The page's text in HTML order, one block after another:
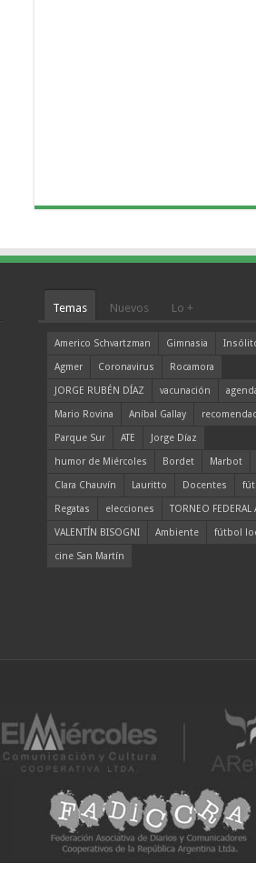
Temas Nuevos Lo +
Americo Schvartzman Gimnasia
Agmer
Coronavirus
Rocamora
JORGE RUBÉN DÍAZ
vacunación
Mario Rovina
Aníbal Gallay
Parque Sur
ATE
Jorge Díaz
humor de Miércoles
Bordet Marbot
Clara Chauvín
Lauritto Docentes
Regatas
elecciones
TORNEO FEDERAL
VALENTÍN BISOGNI
Ambiente
fútbol
cine San Martín